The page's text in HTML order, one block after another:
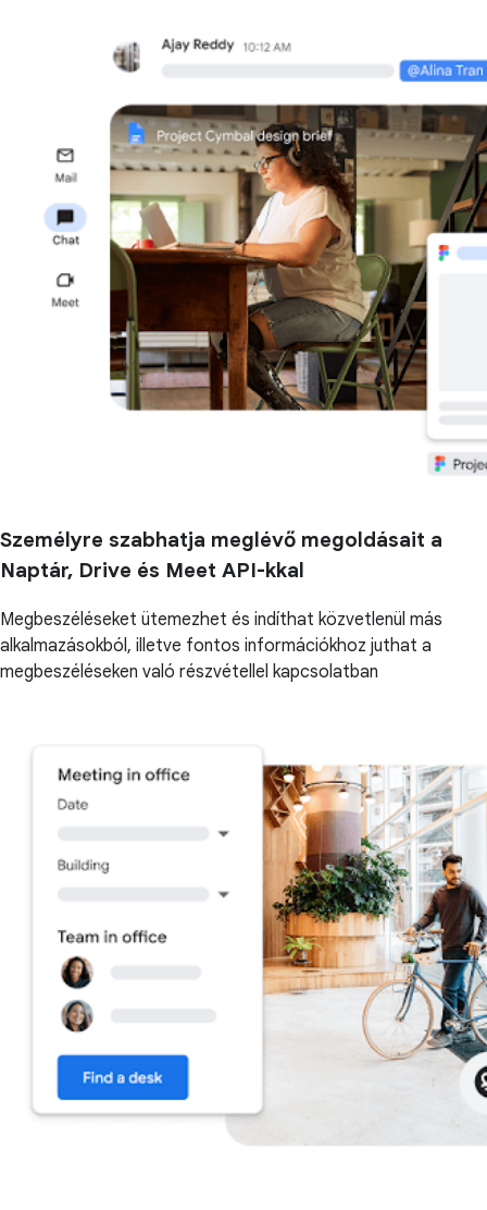
Személyre szabhatja meglévő megoldásait a
Naptár, Drive és Meet API-kkal
Megbeszéléseket ütemezhet és indíthat közvetlenül más
alkalmazásokból, illetve fontos információkhoz juthat a
megbeszéléseken való részvétellel kapcsolatban